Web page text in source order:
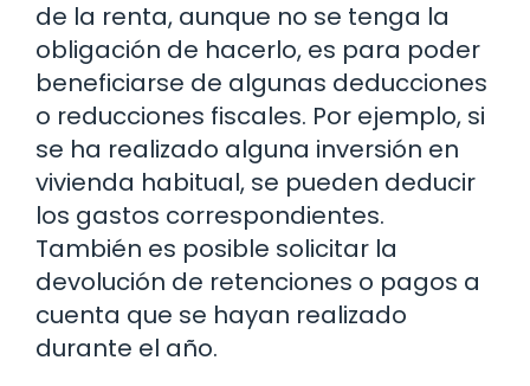
de la renta, aunque no se tenga la
obligación de hacerlo, es para poder
beneficiarse de algunas deducciones
o reducciones fiscales. Por ejemplo, si
se ha realizado alguna inversión en
vivienda habitual, se pueden deducir
los gastos correspondientes.
También es posible solicitar la
devolución de retenciones o pagos a
cuenta que se hayan realizado
durante el año.